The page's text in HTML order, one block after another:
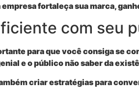
fortaleça sua marca,
com seu
para que você consiga se
e o público não saber da
criar estratégias para